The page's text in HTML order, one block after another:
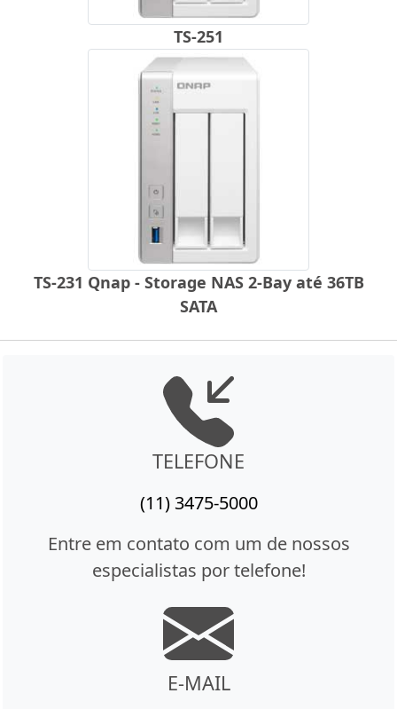
TS-251
TS-231 Qnap - Storage NAS 2-Bay até 36TB
SATA
TELEFONE
(11) 3475-5000
Entre em contato com um de nossos
especialistas por telefone!
E-MAIL